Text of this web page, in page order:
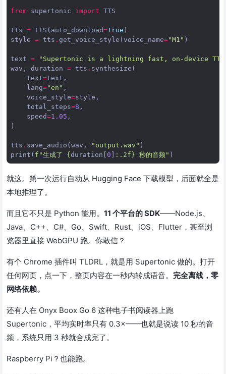
from supertonic import TTS
tts = TTS ( auto_download=True )
style = tts . get_voice_style ( voice_name="M1" )
text =
"Supertonic is a lightning fast, on-device TTS
wav , duration = tts . synthesize (
text=text ,
lang="en" ,
voice_style=style ,
total_steps=8 ,
speed=1.05 ,
)
tts . save_audio ( wav , "output.wav" )
print ( f "生成了 { duration 0 : .2f } 秒的音频" )
就这。第一次运行自动从 Hugging Face 下载模型，后面就全是
本地推理了。
而且它不只是 Python 能用。 11 个平台的 SDK——Node.js、
Java、C++、C#、Go、Swift、Rust、iOS、Flutter，甚至浏
览器里直接 WebGPU 跑。你敢信？
有个 Chrome 插件叫 TLDRL，就是用 Supertonic 做的。打开
任何网页，点一下，整页内容在一秒内转成语音。 完全离线，零
网络依赖。
还有人在 Onyx Boox Go 6 这种电子书阅读器上跑
Supertonic，平均实时率只有 0.3×——也就是说读 10 秒的音
频，系统只用 3 秒就合成完了。
Raspberry Pi？也能跑。